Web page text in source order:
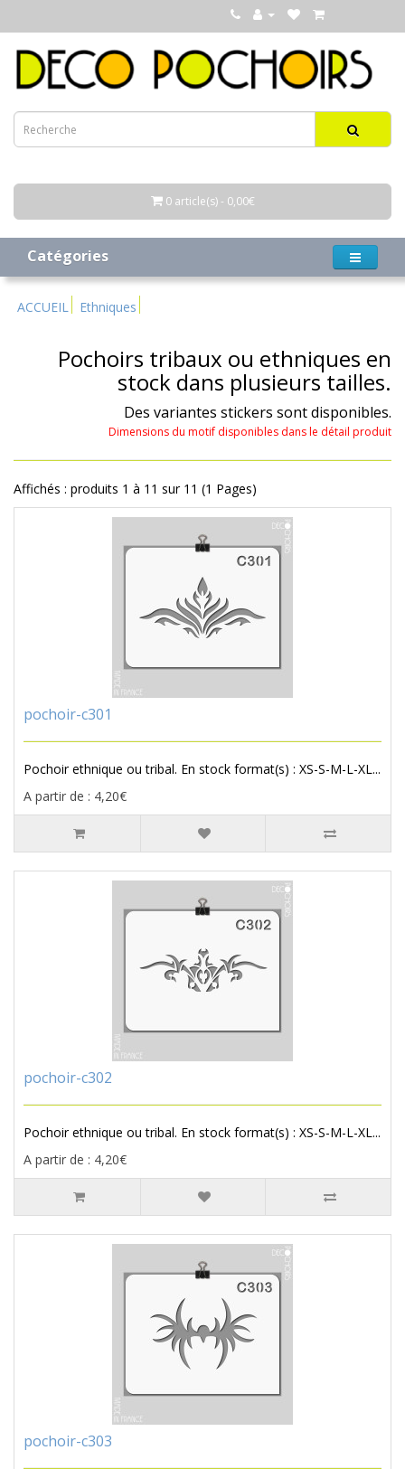
0 article(s) - 0,00€
Catégories
ACCUEIL Ethniques
Pochoirs tribaux ou ethniques en
stock dans plusieurs tailles.
Des variantes stickers sont disponibles.
Dimensions du motif disponibles dans le détail produit
Affichés : produits 1 à 11 sur 11 (1 Pages)
pochoir-c301
Pochoir ethnique ou tribal. En stock format(s) : XS-S-M-L-XL...
A partir de : 4,20€
pochoir-c302
Pochoir ethnique ou tribal. En stock format(s) : XS-S-M-L-XL...
A partir de : 4,20€
pochoir-c303